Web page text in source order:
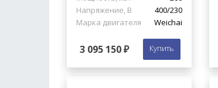
Напряжение, В
400/230
Марка двигателя
Weichai
3 095 150 ₽ Купить